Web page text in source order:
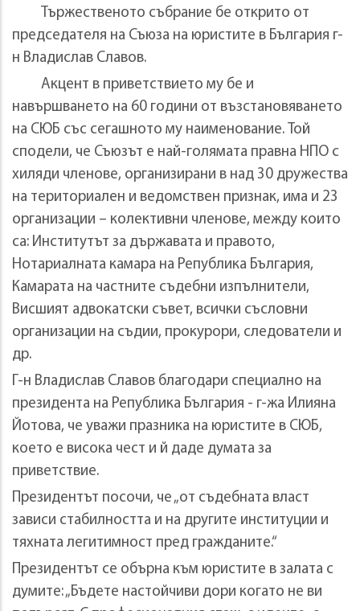
Тържественото събрание бе открито от
председателя на Съюза на юристите в България г-
н Владислав Славов.
Акцент в приветствието му бе и
навършването на 60 години от възстановяването
на СЮБ със сегашното му наименование. Той
сподели, че Съюзът е най-голямата правна НПО с
хиляди членове, организирани в над 30 дружества
на териториален и ведомствен признак, има и 23
организации – колективни членове, между които
са: Институтът за държавата и правото,
Нотариалната камара на Република България,
Камарата на частните съдебни изпълнители,
Висшият адвокатски съвет, всички съсловни
организации на съдии, прокурори, следователи и
др.
Г-н Владислав Славов благодари специално на
президента на Република България - г-жа Илияна
Йотова, че уважи празника на юристите в СЮБ,
което е висока чест и й даде думата за
приветствие.
Президентът посочи, че „от съдебната власт
зависи стабилността и на другите институции и
тяхната легитимност пред гражданите.“
Президентът се обърна към юристите в залата с
думите: „Бъдете настойчиви дори когато не ви